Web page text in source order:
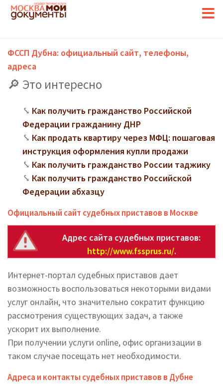
ФССП Дубна: официальный сайт, телефоны,
адреса
Это интересно
Как получить гражданство Российской
Федерации гражданину ДНР
Как продать квартиру через МФЦ: пошаговая
инструкция оформления купли продажи
Как получить гражданство России таджику
Как получить гражданство Российской
Федерации абхазцу
Официальный сайт судебных приставов в Москве
Адрес сайта судебных приставов:
http://www.fssprus.ru/.
Интернет-портал судебных приставов дает
возможность воспользоваться некоторыми видами
услуг онлайн, что значительно сократит функцию
рассмотрения существующих задач, а также
ускорит их выполнение.
При получении услуги online, офис организации в
таком случае посещать нет необходимости.
Адреса и контакты судебных приставов в Дубне